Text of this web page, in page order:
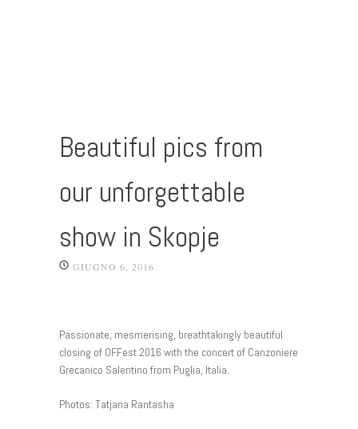
Beautiful pics from
our unforgettable
show in Skopje
GIUGNO 6, 2016
Passionate, mesmerising, breathtakingly beautiful
closing of OFFest 2016 with the concert of Canzoniere
Grecanico Salentino from Puglia, Italia.
Photos: Tatjana Rantasha